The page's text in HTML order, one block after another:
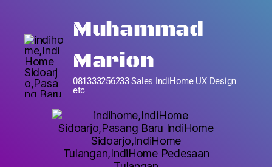
Muhammad
Marion
081333256233 Sales IndiHome UX Design
etc